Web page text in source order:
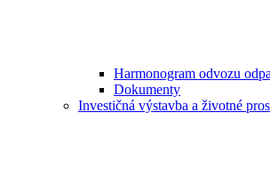
Harmonogram odvozu
Dokumenty
Investičná výstavba a životné